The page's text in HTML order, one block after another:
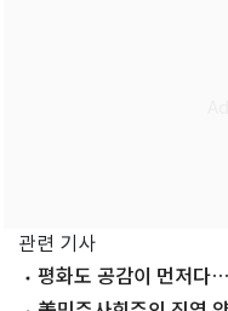
관련 기사
평화도 공감이 먼저다